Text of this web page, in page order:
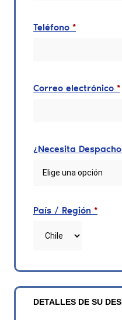
Teléfono *
Correo electrónico *
¿Necesita
Elige una opción
País / Región *
DETALLES DE SU